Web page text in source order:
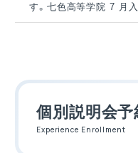
す。七色高等学院 7 月
個別説明会予
Experience Enrollment